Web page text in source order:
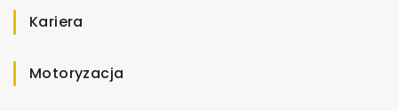
Kariera
Motoryzacja